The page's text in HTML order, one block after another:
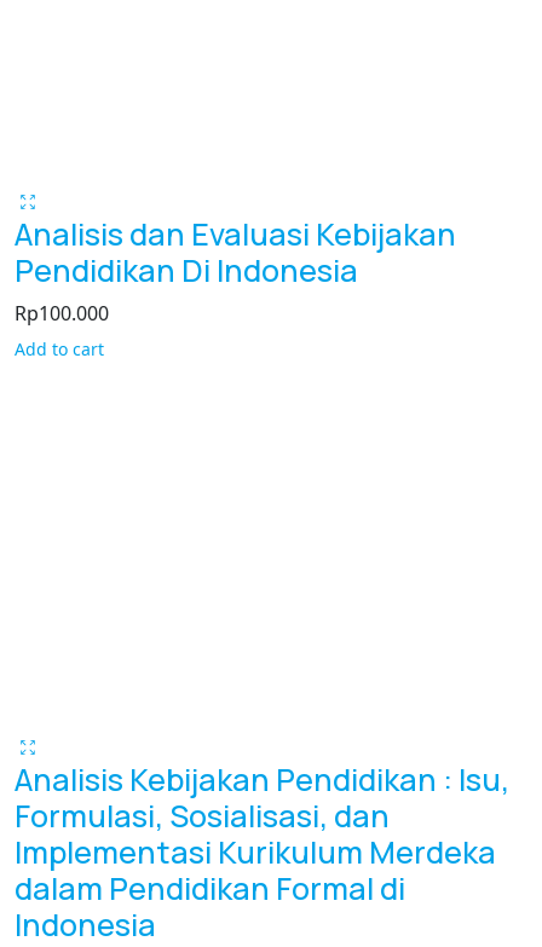
Analisis dan Evaluasi Kebijakan
Pendidikan Di Indonesia
Rp100.000
Add to cart
Analisis Kebijakan Pendidikan : Isu,
Formulasi, Sosialisasi, dan
Implementasi Kurikulum Merdeka
dalam Pendidikan Formal di
Indonesia